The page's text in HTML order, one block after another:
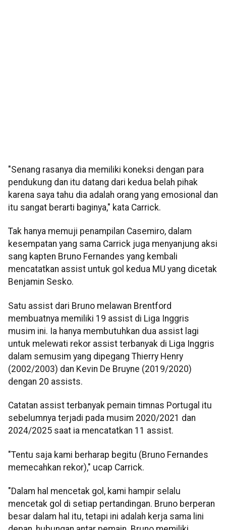
"Senang rasanya dia memiliki koneksi dengan para
pendukung dan itu datang dari kedua belah pihak
karena saya tahu dia adalah orang yang emosional dan
itu sangat berarti baginya," kata Carrick.
Tak hanya memuji penampilan Casemiro, dalam
kesempatan yang sama Carrick juga menyanjung aksi
sang kapten Bruno Fernandes yang kembali
mencatatkan assist untuk gol kedua MU yang dicetak
Benjamin Sesko.
Satu assist dari Bruno melawan Brentford
membuatnya memiliki 19 assist di Liga Inggris
musim ini. Ia hanya membutuhkan dua assist lagi
untuk melewati rekor assist terbanyak di Liga Inggris
dalam semusim yang dipegang Thierry Henry
(2002/2003) dan Kevin De Bruyne (2019/2020)
dengan 20 assists.
Catatan assist terbanyak pemain timnas Portugal itu
sebelumnya terjadi pada musim 2020/2021 dan
2024/2025 saat ia mencatatkan 11 assist.
"Tentu saja kami berharap begitu (Bruno Fernandes
memecahkan rekor)," ucap Carrick.
"Dalam hal mencetak gol, kami hampir selalu
mencetak gol di setiap pertandingan. Bruno berperan
besar dalam hal itu, tetapi ini adalah kerja sama lini